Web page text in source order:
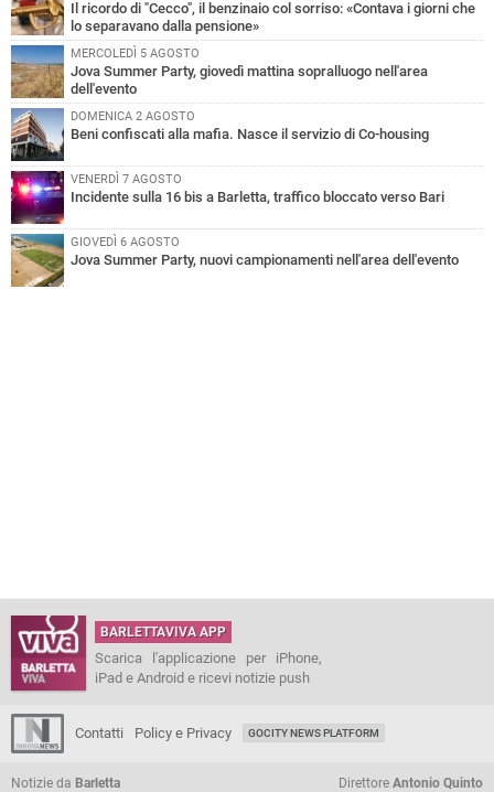
Il ricordo di "Cecco", il benzinaio col sorriso: «Contava i giorni che
lo separavano dalla pensione»
MERCOLEDÌ 5 AGOSTO
Jova Summer Party, giovedì mattina sopralluogo nell'area
dell'evento
DOMENICA 2 AGOSTO
Beni confiscati alla mafia. Nasce il servizio di Co-housing
VENERDÌ 7 AGOSTO
Incidente sulla 16 bis a Barletta, traffico bloccato verso Bari
GIOVEDÌ 6 AGOSTO
Jova Summer Party, nuovi campionamenti nell'area dell'evento
BARLETTAVIVA APP
Scarica l'applicazione per iPhone,
iPad e Android e ricevi notizie push
Contatti Policy e Privacy GOCITY NEWS PLATFORM
Notizie da Barletta Direttore Antonio Quinto